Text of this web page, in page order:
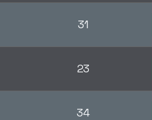
31
23
34